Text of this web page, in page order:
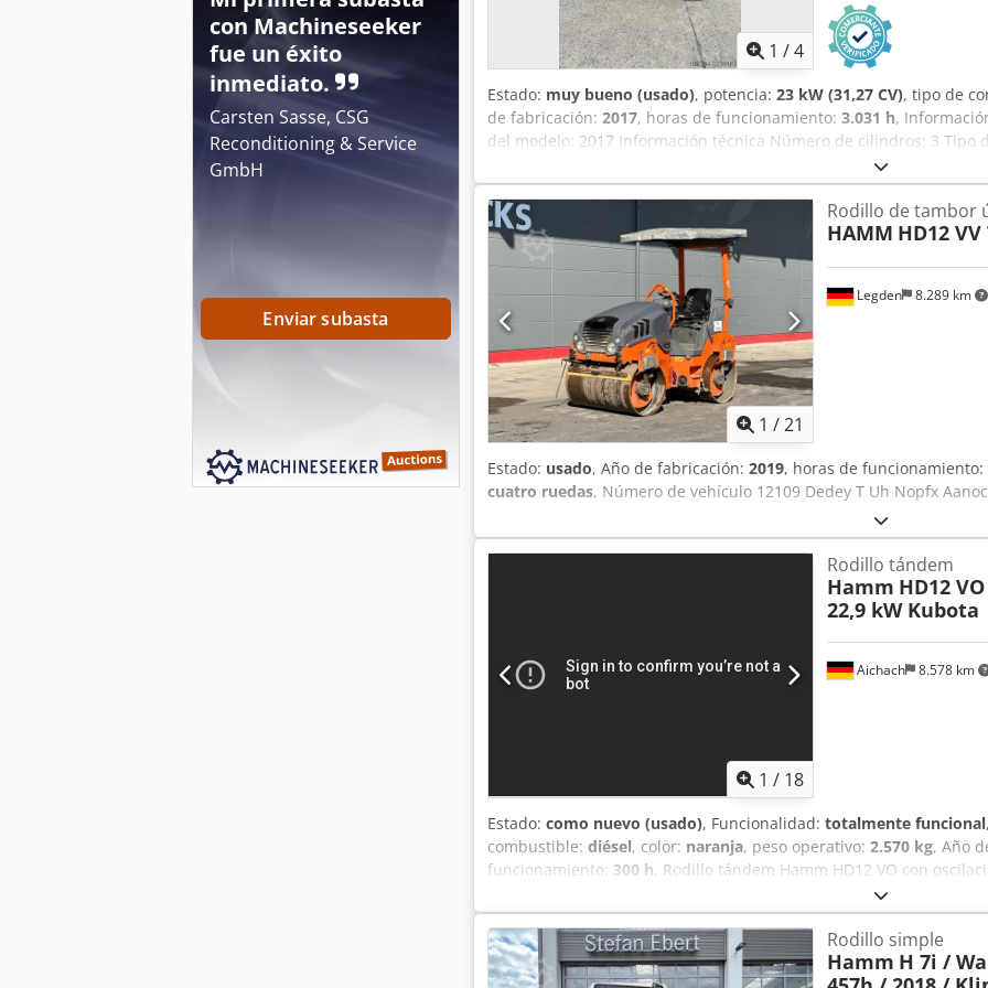
con Machineseeker
fue un éxito
inmediato.
Carsten Sasse, CSG
Reconditioning & Service
GmbH
Enviar subasta
1 /4
Estado: muy bueno (usado), potencia: 23 kW (31,27 CV), tipo de
de fabricación: 2017, horas de funcionamiento: 3.031 h,
del modelo: 2017 Información técnica Número de cilindros: 3 Tipo
2.695 kg Características funcionales Ancho de trabajo: 120 cm
bueno Estado estético: bueno Dcsdeznm Iuopfx Aanek
Información adicional Póngase en contacto con Ernst van Hek
1 /21
Legden 8.289 km
Rodillo de tambor
HAMM HD12
Estado: usado, Año de fabricación: 2019, horas de funcionamiento:
cuatro ruedas, Número de vehículo 12109 Dedey T Uh Nopfx
1 / 18
Aichach 8.578 km
Rodillo tándem
Hamm HD12
22,9 kW Kubota
Estado: como nuevo (usado), Funcionalidad: totalmente funcional
combustible: diésel, color: naranja, peso operativo: 2.570 kg, Año
funcionamiento: 300 h, Rodillo tándem Hamm HD12 VO con
fabricación: 2015 300 horas de uso Motor Kubota de 22,9 kW
cortabordes ¡ESTADO COMO NUEVO!
Rodillo simple
Hamm H 7i /